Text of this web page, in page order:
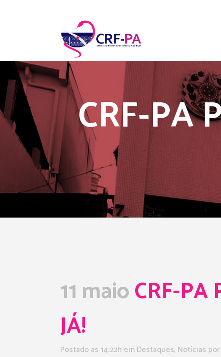
CRF-PA
11 maioCRF-PA
JÁ!
Postado as 14:22h emDestaques, Notícias por